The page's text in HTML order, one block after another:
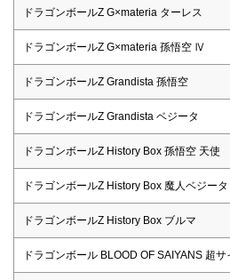
ドラゴンボールZ G×materia ターレス
ドラゴンボールZ G×materia 孫悟空 Ⅳ
ドラゴンボールZ Grandista 孫悟空
ドラゴンボールZ Grandista ベジータ
ドラゴンボールZ History Box 孫悟空 天使
ドラゴンボールZ History Box 魔人ベジータ
ドラゴンボールZ History Box ブルマ
ドラゴンボール BLOOD OF SAIYANS 超